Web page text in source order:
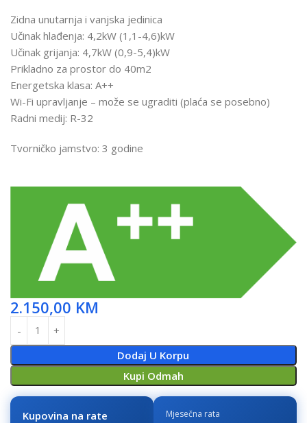
Zidna unutarnja i vanjska jedinica
Učinak hlađenja: 4,2kW (1,1-4,6)kW
Učinak grijanja: 4,7kW (0,9-5,4)kW
Prikladno za prostor do 40m2
Energetska klasa: A++
Wi-Fi upravljanje – može se ugraditi (plaća se posebno)
Radni medij: R-32
Tvorničko jamstvo: 3 godine
2.150,00 KM
Dodaj U Korpu
Kupi Odmah
Kupovina na rate Mjesečna rata